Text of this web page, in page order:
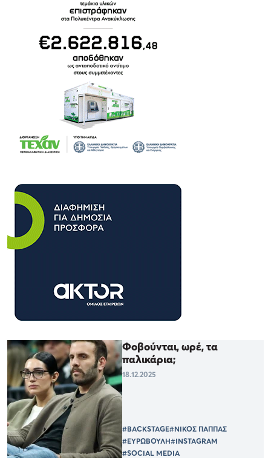
Φοβούνται, ωρέ, τα
παλικάρια;
18.12.2025
#BACKSTAGE#ΝΙΚΟΣ ΠΑΠΠΑΣ
#ΕΥΡΩΒΟΥΛΗ#INSTAGRAM
#SOCIAL MEDIA